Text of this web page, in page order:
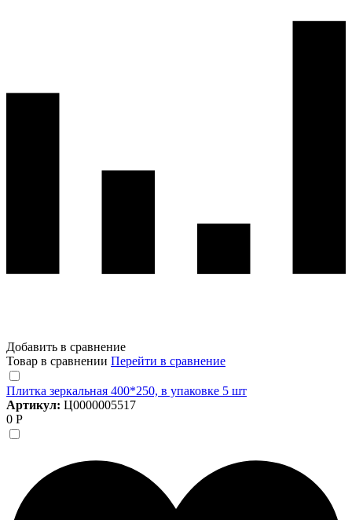
Добавить в сравнение
Товар в сравнении Перейти в сравнение
Плитка зеркальная 400*250, в упаковке 5 шт
Артикул: Ц0000005517
0 Р